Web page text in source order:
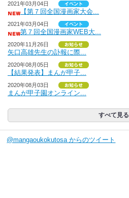
2021年03月04日
【第７回全国漫画家大会...
2021年03月04日
第７回全国漫画家WEB大...
2020年11月26日
矢口高雄先生の訃報に際...
2020年08月05日
【結果発表】まんが甲子...
2020年08月03日
まんが甲子園オンライン...
すべて見る
@mangaoukokutosa からのツイート